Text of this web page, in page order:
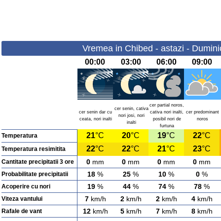
Vremea in Chibed - astazi -
00:00 03:00 06:00 09:00
cer senin dar cu
ceata, nori inalti
cer senin, cativa
nori josi, nori
inalti
cer partial noros,
cativa nori inalti,
posibil nori de
furtuna
cer predominant
noros
Temperatura 21°C 20°C 19°C 22°C
Temperatura resimitita 22°C 22°C 21°C 23°C
Cantitate precipitatii 3 ore 0 mm 0 mm 0 mm 0 mm
Probabilitate precipitatii 18 % 25 % 10 % 0 %
Acoperire cu nori 19 % 44 % 74 % 78 %
Viteza vantului 7km/h 2km/h 2km/h 4km/h
Rafale de vant 12km/h 5km/h 7km/h 8km/h